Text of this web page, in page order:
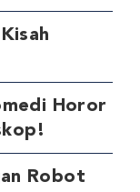
Horor
Robot